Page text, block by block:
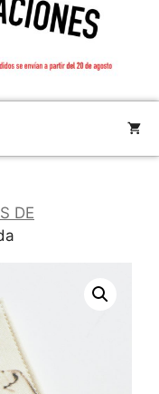
DE